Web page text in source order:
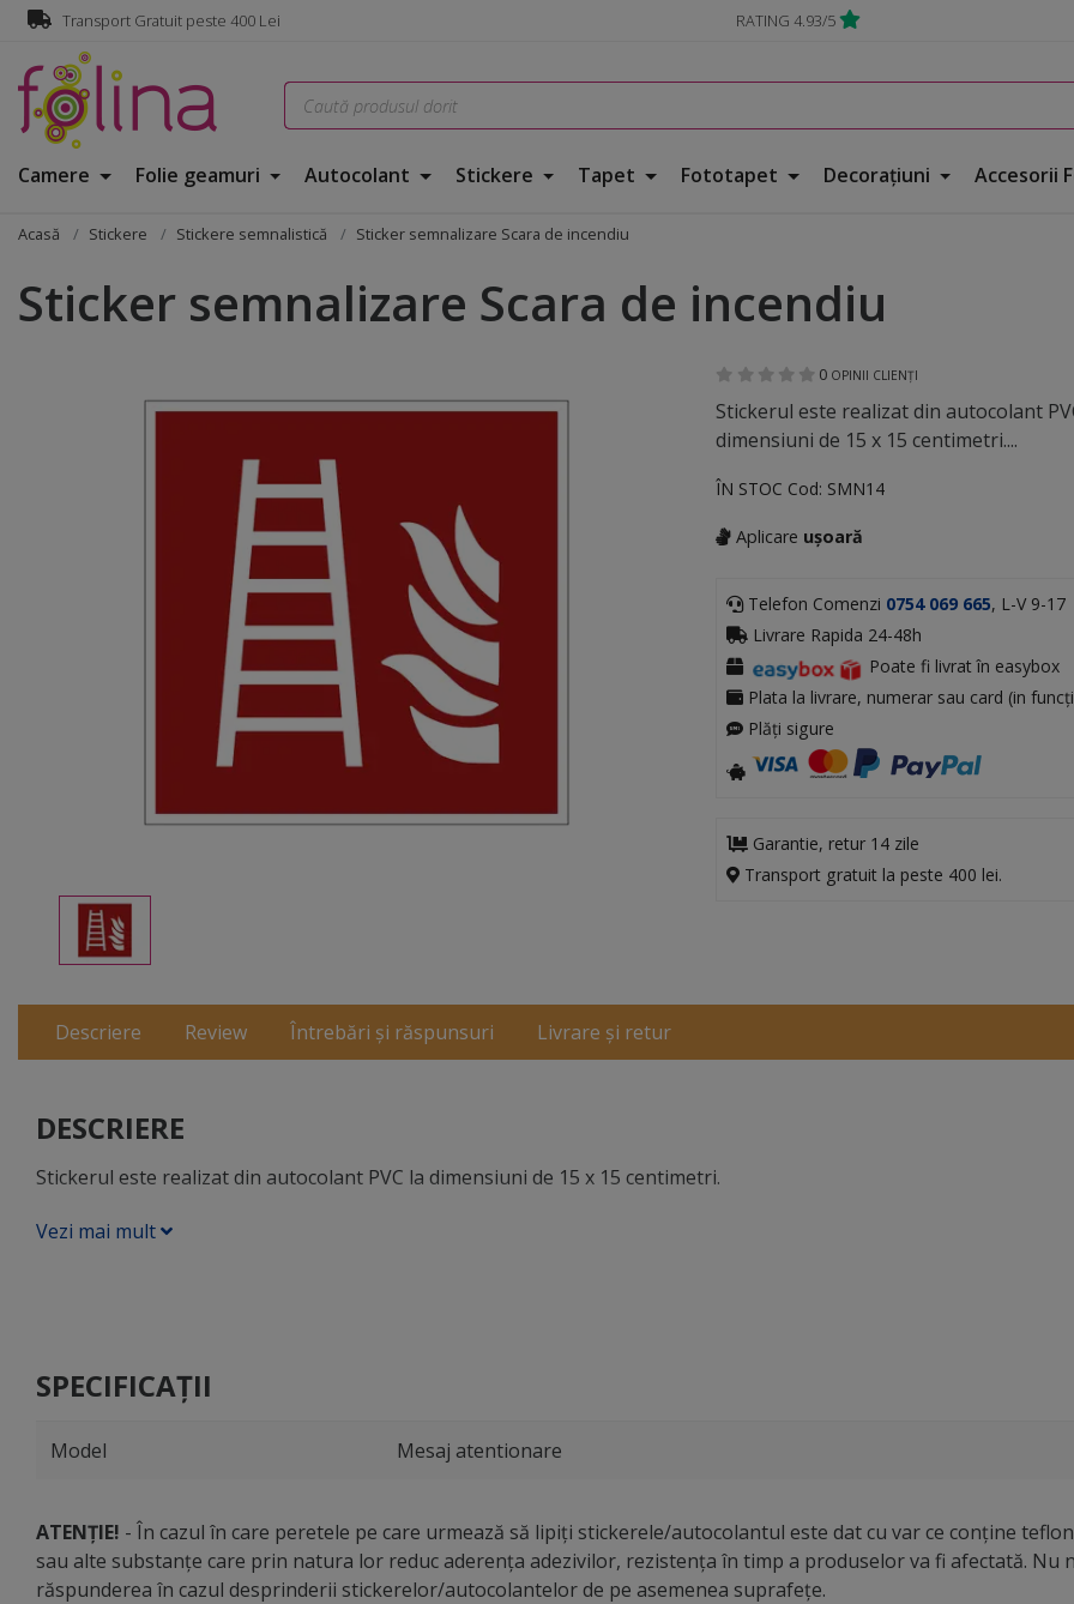
Transport Gratuit peste 400 Lei RATING 4.93/5
Camere Folie geamuri Autocolant Stickere Tapet Fototapet Decorațiuni Accesorii
Acasă Stickere Stickere semnalistică Sticker semnalizare Scara de incendiu
Sticker semnalizare Scara de incendiu
0 OPINII CLIENȚI
Stickerul este realizat din autocolant
dimensiuni de 15 x 15 centimetri....
ÎN STOC Cod: SMN14
Aplicare ușoară
Telefon Comenzi 0754 069 665, L-V 9-17
Livrare Rapida 24-48h
Poate fi livrat în easybox
Plata la livrare, numerar sau card (in
Plăți sigure
Garantie, retur 14 zile
Transport gratuit la peste 400 lei.
Descriere Review Întrebări și răspunsuri Livrare și retur
DESCRIERE
Stickerul este realizat din autocolant PVC la dimensiuni de 15 x 15 centimetri.
Vezi mai mult
SPECIFICAȚII
Model Mesaj atentionare
ATENȚIE! - În cazul în care peretele pe care urmează să lipiți stickerele/autocolantul este dat cu var ce conține
sau alte substanțe care prin natura lor reduc aderența adezivilor, rezistența în timp a produselor va fi afectată. Nu
răspunderea în cazul desprinderii stickerelor/autocolantelor de pe asemenea suprafețe.